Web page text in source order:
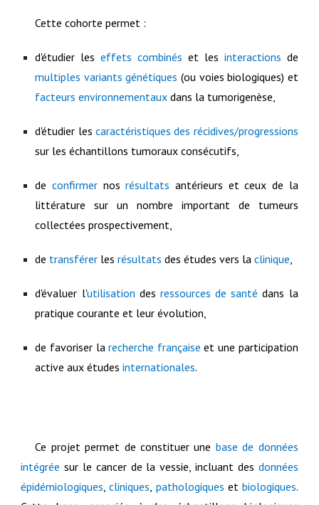
Cette cohorte permet :
d'étudier leseffets combinés et les interactions de
multiples variants génétiques (ou voies biologiques) et
facteurs environnementaux dans la tumorigenèse,
d'étudier les caractéristiques des récidives/progressions
sur les échantillons tumoraux consécutifs,
deconfirmer nosrésultatsantérieurs et ceux de la
littérature sur un nombre important de tumeurs
collectées prospectivement,
de transférer lesrésultatsdes études vers laclinique,
d'évaluer l'utilisation des ressources de santé dans la
pratique courante et leur évolution,
de favoriser larecherche française et une participation
active aux étudesinternationales.
Ce projet permet de constituer une base de données
intégrée sur le cancer de la vessie, incluant des données
épidémiologiques,cliniques, pathologiques et biologiques.